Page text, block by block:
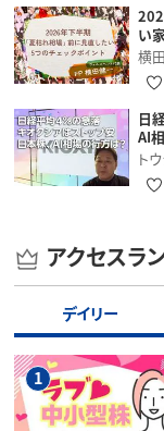
い
横
日
AI
ト
アクセスラ
デイリー
1